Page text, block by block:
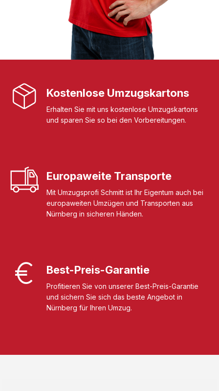
Kostenlose Umzugskartons
Erhalten Sie mit uns kostenlose Umzugskartons
und sparen Sie so bei den Vorbereitungen.
Europaweite Transporte
Mit Umzugsprofi Schmitt ist Ihr Eigentum auch bei
europaweiten Umzügen und Transporten aus
Nürnberg in sicheren Händen.
Best-Preis-Garantie
Profitieren Sie von unserer Best-Preis-Garantie
und sichern Sie sich das beste Angebot in
Nürnberg für Ihren Umzug.